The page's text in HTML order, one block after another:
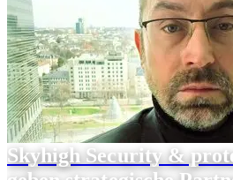
Skyhigh Security &